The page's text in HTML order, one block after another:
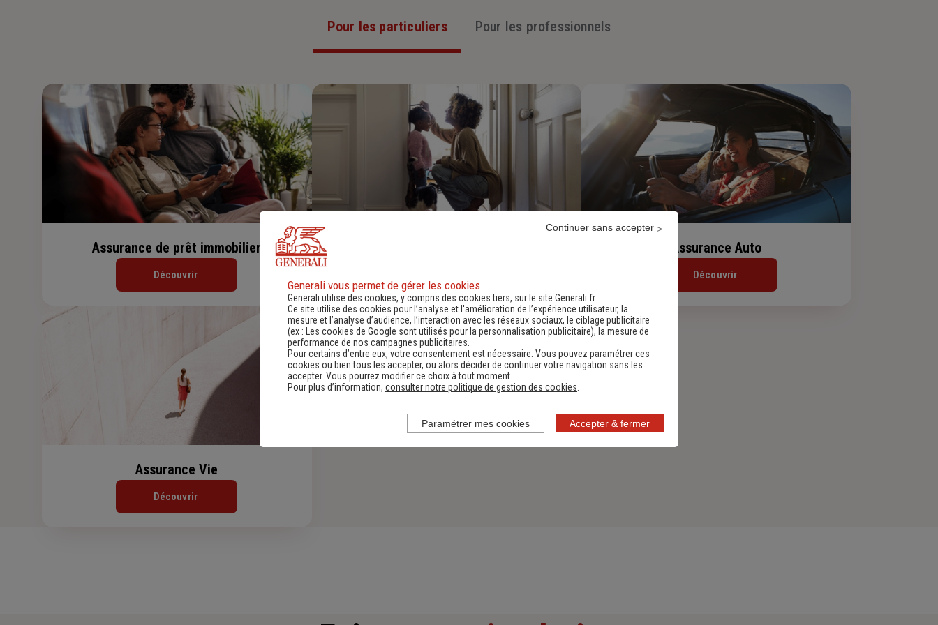
Pour les particuliers Pour les professionnels
Assurance de prêt immobilier
Découvrir
Assurance Auto
Découvrir
Assurance Vie
Découvrir
Generali vous permet de gérer les cookies
Generali utilise des cookies, y compris des cookies tiers, sur le site Generali.fr.
Ce site utilise des cookies pour l’analyse et l'amélioration de l’expérience utilisateur, la
mesure et l’analyse d’audience, l’interaction avec les réseaux sociaux, le ciblage publicitaire
(ex :
Les cookies de Google sont utilisés pour la personnalisation publicitaire), la mesure de
performance de nos campagnes publicitaires.
Pour certains d’entre eux, votre consentement est nécessaire. Vous pouvez paramétrer ces
cookies ou bien tous les accepter, ou alors décider de continuer votre navigation sans les
accepter. Vous pourrez modifier ce choix à tout moment.
Pour plus d’information, consulter notre politique de gestion des cookies
Accepter & fermer
Continuer sans accepter
Paramétrer mes cookies